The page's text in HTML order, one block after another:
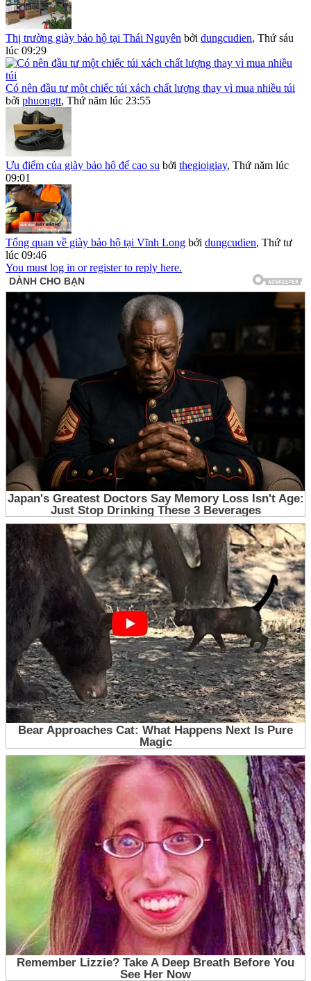
Thị trường giày bảo hộ tại Thái Nguyên bởi dungcudien, Thứ sáu
lúc 09:29
Có nên đầu tư một chiếc túi xách chất lượng thay vì mua nhiều túi
bởi phuongtt, Thứ năm lúc 23:55
Ưu điểm của giày bảo hộ đế cao su bởi thegioigiay, Thứ năm lúc
09:01
Tổng quan về giày bảo hộ tại Vĩnh Long bởi dungcudien, Thứ tư
lúc 09:46
You must log in or register to reply here.